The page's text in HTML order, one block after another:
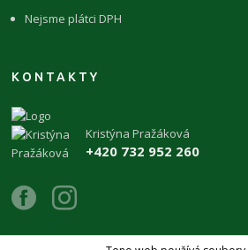
Nejsme plátci DPH
KONTAKTY
Kristýna Pražáková
+420 732 952 260